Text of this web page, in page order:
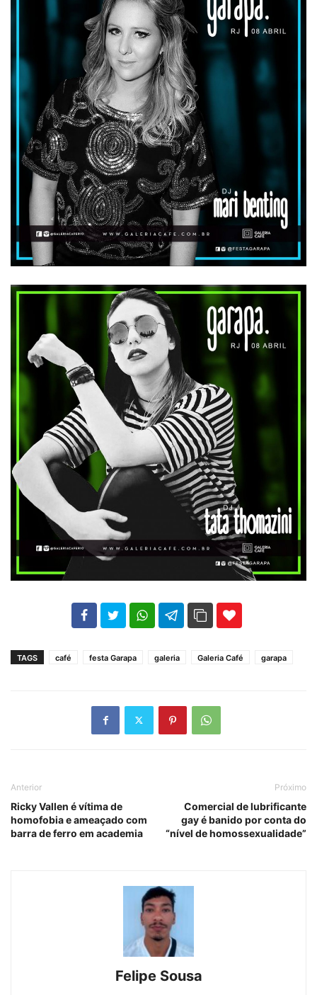
102 35
TAGS café festa Garapa galeria Galeria Café garapa
Anterior
Ricky Vallen é vítima de
homofobia e ameaçado com
barra de ferro em academia
Próximo
Comercial de lubrificante
gay é banido por conta do
“nível de homossexualidade”
Felipe Sousa